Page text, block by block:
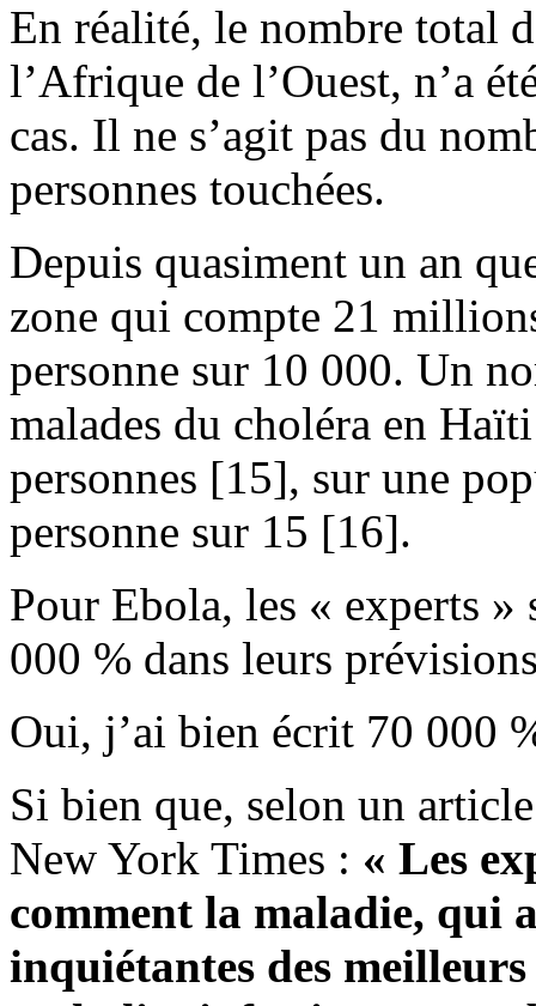
En réalité, le nombre total
l’Afrique de l’Ouest, n’a
cas. Il ne s’agit pas du
personnes touchées.
Depuis quasiment un an
zone qui compte 21
personne sur 10 000. Un
malades du choléra en
personnes [15], sur une
personne sur 15 [16].
Pour Ebola, les « experts »
000 % dans leurs
Oui, j’ai bien écrit 70 000
Si bien que, selon un
New York Times : « Les
comment la maladie, qui
inquiétantes des